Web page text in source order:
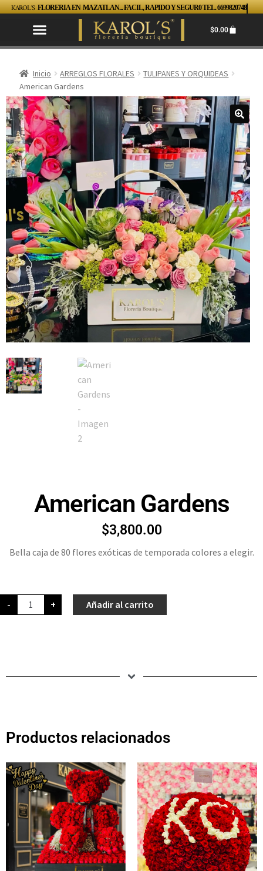
KAROL´S FLORERIA EN MAZATLAN... FACIL, RAPIDO Y SEGUR0 TEL. 6699820748
$0.00
Inicio ARREGLOS FLORALES
TULIPANES Y ORQUIDEAS
American Gardens
American Gardens
$3,800.00
Bella caja de 80 flores exóticas de temporada colores a elegir.
- + Añadir al carrito
Productos relacionados